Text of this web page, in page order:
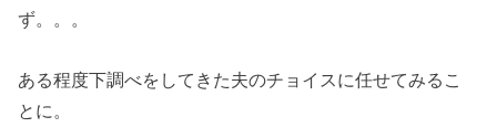
ず。。。
ある程度下調べをしてきた夫のチョイスに任せてみるこ
とに。